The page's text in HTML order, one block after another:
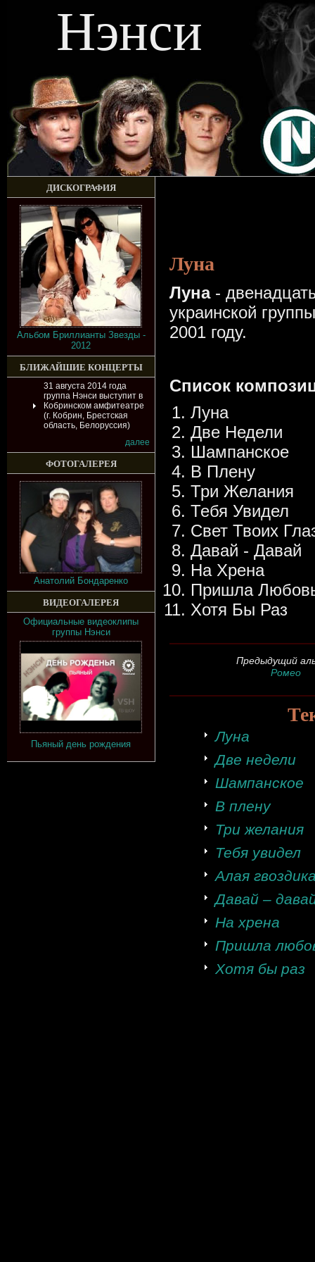
Нэнси
ДИСКОГРАФИЯ
Альбом Бриллианты Звезды -
2012
БЛИЖАЙШИЕ КОНЦЕРТЫ
31 августа 2014 года
группа Нэнси выступит в
Кобринском амфитеатре
(г. Кобрин, Брестская
область, Белоруссия)
далее
ФОТОГАЛЕРЕЯ
Анатолий Бондаренко
ВИДЕОГАЛЕРЕЯ
Официальные видеоклипы
группы Нэнси
Пьяный день рождения
Луна
Луна-
украинской
2001 году.
Список
Луна
Две Недели
Шампанское
В Плену
Три Желания
Тебя Увидел
Свет Твоих
Давай - Давай
На Хрена
Пришла
Хотя Бы Раз
Предыдущий
Ромео
Луна
Две недели
Шампанское
В плену
Три желания
Тебя увидел
Алая
Давай –
На хрена
Пришла
Хотя бы раз